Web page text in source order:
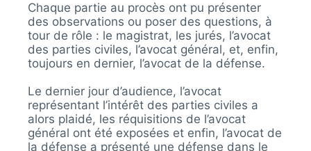
Chaque partie au procès ont pu présenter
des observations ou poser des questions, à
tour de rôle : le magistrat, les jurés, l’avocat
des parties civiles, l’avocat général, et, enfin,
toujours en dernier, l’avocat de la défense.
Le dernier jour d’audience, l’avocat
représentant l’intérêt des parties civiles a
alors plaidé, les réquisitions de l’avocat
général ont été exposées et enfin, l’avocat de
la défense a présenté une défense dans le